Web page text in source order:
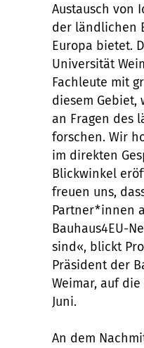
Austausch von
der ländlichen
Europa bietet.
Universität
Fachleute mit
diesem Gebiet,
an Fragen des
forschen. Wir
im direkten
Blickwinkel
freuen uns,
Partner*innen
Bauhaus4EU-
sind«, blickt
Präsident der
Weimar, auf
Juni.
An dem